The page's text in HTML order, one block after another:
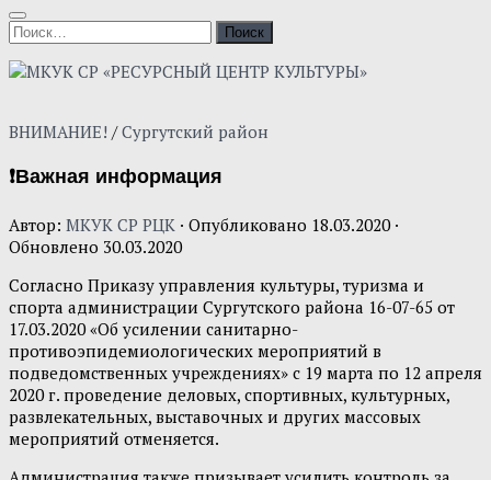
ВНИМАНИЕ! / Сургутский район
❗Важная информация
Автор: МКУК СР РЦК · Опубликовано 18.03.2020·
Обновлено 30.03.2020
Согласно Приказу управления культуры, туризма и
спорта администрации Сургутского района 16-07-65 от
17.03.2020 «Об усилении санитарно-
противоэпидемиологических мероприятий в
подведомственных учреждениях» с 19 марта по 12 апреля
2020 г. проведение деловых, спортивных, культурных,
развлекательных, выставочных и других массовых
мероприятий отменяется.